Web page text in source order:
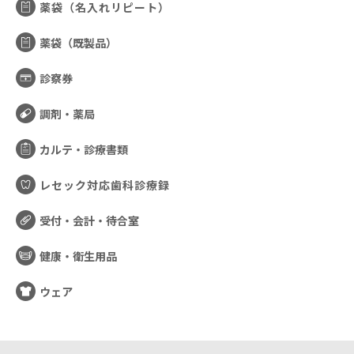
薬袋（名入れリピート）
薬袋（既製品）
診察券
調剤・薬局
カルテ・診療書類
レセック対応歯科診療録
受付・会計・待合室
健康・衛生用品
ウェア